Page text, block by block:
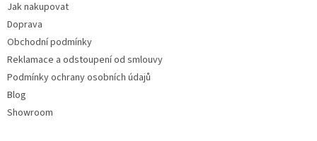
Jak nakupovat
Doprava
Obchodní podmínky
Reklamace a odstoupení od smlouvy
Podmínky ochrany osobních údajů
Blog
Showroom